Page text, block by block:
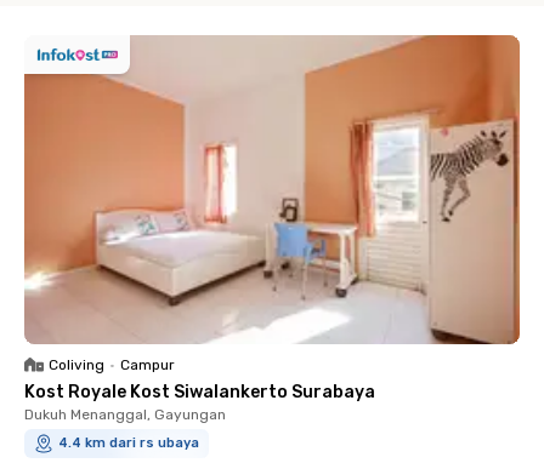
Coliving • Campur
Kost Royale Kost Siwalankerto Surabaya
Dukuh Menanggal, Gayungan
4.4 km dari rs ubaya